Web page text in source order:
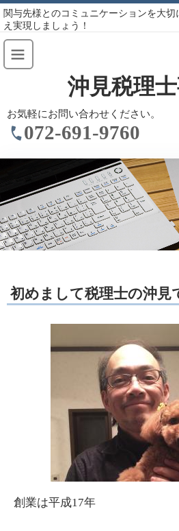
関与先様とのコミュニケーションを大
え実現しましょう！
沖見税理
お気軽にお問い合わせください。
072-691-9760
初めまして税理士の沖見
創業は平成17年